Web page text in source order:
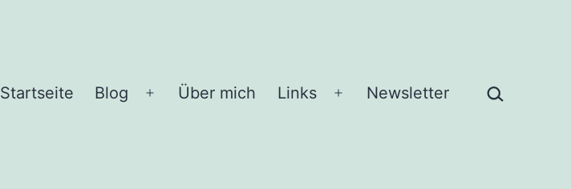
Startseite Blog
Menü
Über mich Links
Menü
Newsletter Suchen …